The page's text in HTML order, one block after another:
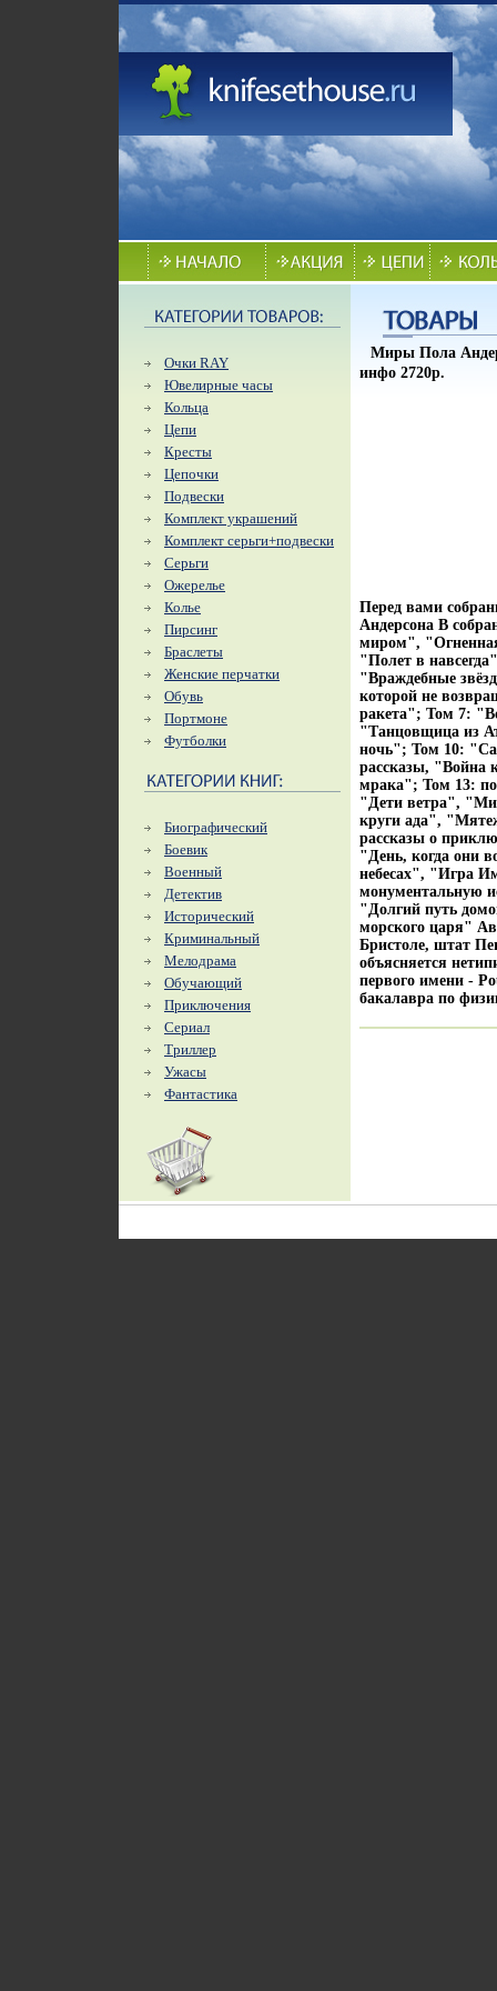
Очки RAY
Ювелирные часы
Кольца
Цепи
Кресты
Цепочки
Подвески
Комплект украшений
Комплект серьги+подвески
Серьги
Ожерелье
Колье
Пирсинг
Браслеты
Женские перчатки
Обувь
Портмоне
Футболки
Биографический
Боевик
Военный
Детектив
Исторический
Криминальный
Мелодрама
Обучающий
Приключения
Сериал
Триллер
Ужасы
Фантастика
Миры Пола
инфо 2720p.
Перед вами
Андерсона В
миром",
"Полет в
"Враждебные
которой не
ракета"; Том 7:
"Танцовщица из
ночь"; Том 10:
рассказы, "Война
мрака"; Том 13:
"Дети ветра",
круги ада",
рассказы о
"День, когда они
небесах", "Игра
монументальную
"Долгий путь
морского царя"
Бристоле, штат
объясняется
первого имени -
бакалавра по